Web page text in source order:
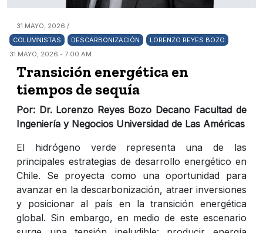
31 MAYO, 2026 /
COLUMNISTAS
DESCARBONIZACIÓN
LORENZO REYES BOZO
31 MAYO, 2026 - 7:00 AM
Transición energética en
tiempos de sequía
Por: Dr. Lorenzo Reyes Bozo Decano Facultad de
Ingeniería y Negocios Universidad de Las Américas
El hidrógeno verde representa una de las
principales estrategias de desarrollo energético en
Chile. Se proyecta como una oportunidad para
avanzar en la descarbonización, atraer inversiones
y posicionar al país en la transición energética
global. Sin embargo, en medio de este escenario